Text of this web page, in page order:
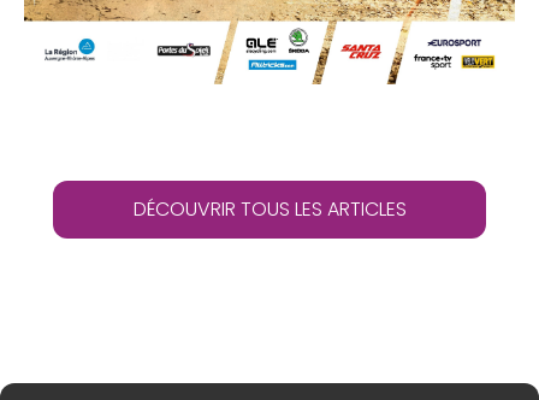
DÉCOUVRIR TOUS LES ARTICLES